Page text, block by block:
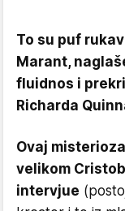
To su puf
Marant,
fluidnos i
Richarda
Ovaj
velikom
intervjue